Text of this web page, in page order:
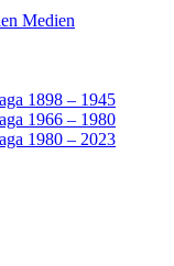
Medien
1898 – 1945
1966 – 1980
1980 – 2023